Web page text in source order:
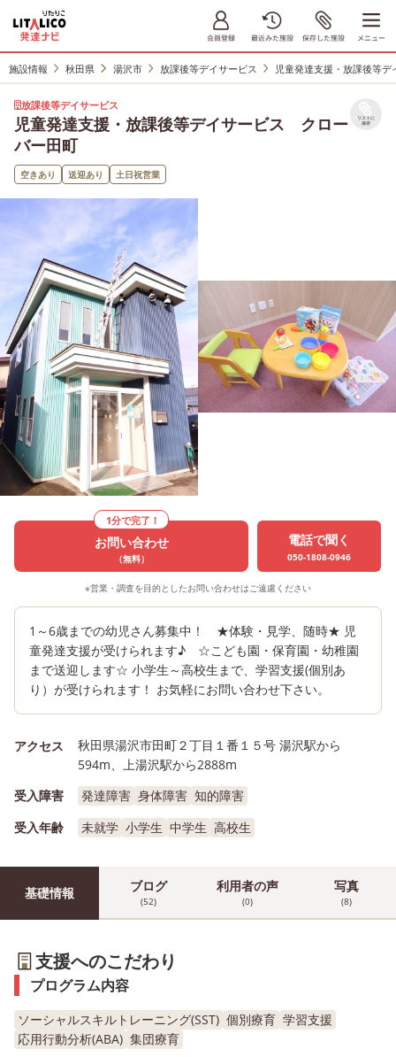
施設情報 秋田県 湯沢市 放課後等デイサービス 児童発達支援・放課後等
放課後等デイサービス
児童発達支援・放課後等デイサービス クロー
バー田町
リストに
保存
空きあり 送迎あり 土日祝営業
1分で完了！
お問い合わせ
（無料）
電話で聞く
050-1808-0946
※営業・調査を目的としたお問い合わせはご遠慮ください
1～6歳までの幼児さん募集中！ ★体験・見学、随時★ 児
童発達支援が受けられます♪ ☆こども園・保育園・幼稚園
まで送迎します☆ 小学生～高校生まで、学習支援(個別あ
り）が受けられます！ お気軽にお問い合わせ下さい。
アクセス
秋田県湯沢市田町２丁目１番１５号 湯沢駅から
594m、上湯沢駅から2888m
受入障害
発達障害 身体障害 知的障害
受入年齢
未就学 小学生 中学生 高校生
基礎情報 ブログ
(52)
利用者の声
(0)
写真
(8)
支援へのこだわり
プログラム内容
ソーシャルスキルトレーニング(SST) 個別療育 学習支援
応用行動分析(ABA) 集団療育